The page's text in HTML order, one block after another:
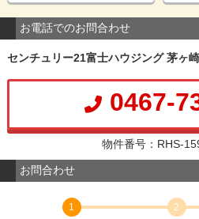
お電話でのお問合わせ
センチュリー21富士ハウジング 茅ヶ
0467-
物件番号：RHS-
お問合わせ
1
2